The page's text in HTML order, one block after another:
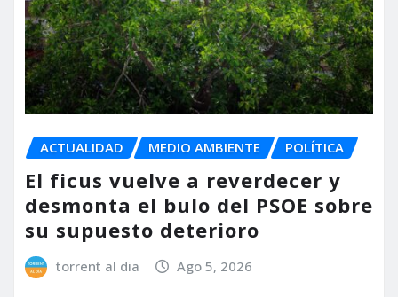
ACTUALIDAD MEDIO AMBIENTE POLÍTICA
El ficus vuelve a reverdecer y
desmonta el bulo del PSOE sobre
su supuesto deterioro
torrent al dia Ago 5, 2026